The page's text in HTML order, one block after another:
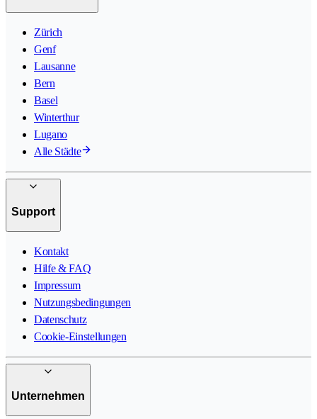
Zürich
Genf
Lausanne
Bern
Basel
Winterthur
Lugano
Alle Städte
Support
Kontakt
Hilfe & FAQ
Impressum
Nutzungsbedingungen
Datenschutz
Cookie-Einstellungen
Unternehmen